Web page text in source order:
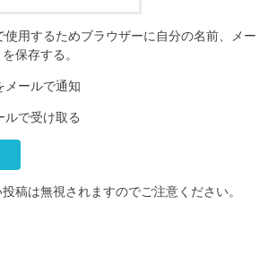
使用するためブラウザーに自分の名前、メー
保存する。
メールで通知
ルで受け取る
稿は無視されますのでご注意ください。